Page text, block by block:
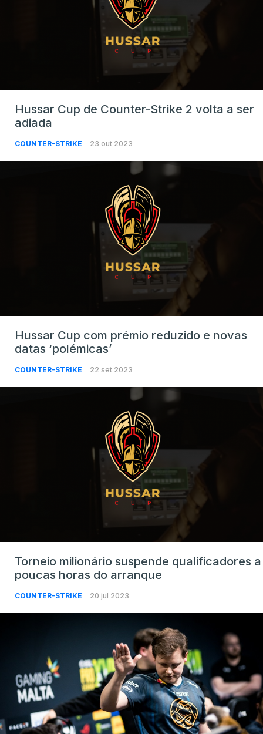
Hussar Cup de Counter-Strike 2 volta a ser
adiada
COUNTER-STRIKE 23 out 2023
Hussar Cup com prémio reduzido e novas
datas ‘polémicas’
COUNTER-STRIKE 22 set 2023
Torneio milionário suspende qualificadores a
poucas horas do arranque
COUNTER-STRIKE 20 jul 2023